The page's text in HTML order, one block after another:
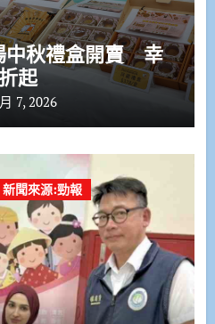
中秋禮盒開賣 幸
起
7, 2026
新聞來源:勁報